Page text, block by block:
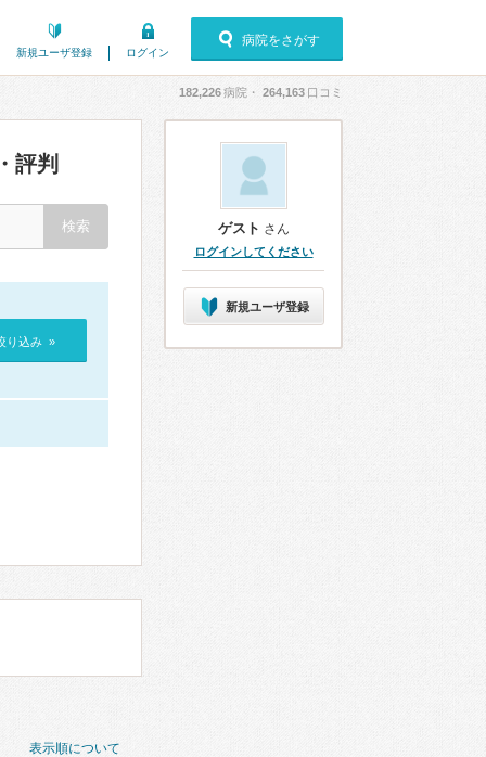
新規ユーザ登録 ログイン
病院をさがす
182,226病院・ 264,163 口コミ
評判
り込み »
表示順について
ゲスト さん
ログインしてください
新規ユーザ登録